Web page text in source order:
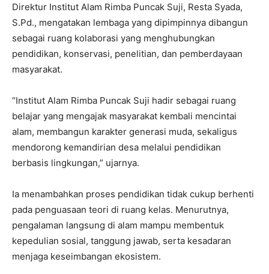
Direktur Institut Alam Rimba Puncak Suji, Resta Syada,
S.Pd., mengatakan lembaga yang dipimpinnya dibangun
sebagai ruang kolaborasi yang menghubungkan
pendidikan, konservasi, penelitian, dan pemberdayaan
masyarakat.
“Institut Alam Rimba Puncak Suji hadir sebagai ruang
belajar yang mengajak masyarakat kembali mencintai
alam, membangun karakter generasi muda, sekaligus
mendorong kemandirian desa melalui pendidikan
berbasis lingkungan,” ujarnya.
Ia menambahkan proses pendidikan tidak cukup berhenti
pada penguasaan teori di ruang kelas. Menurutnya,
pengalaman langsung di alam mampu membentuk
kepedulian sosial, tanggung jawab, serta kesadaran
menjaga keseimbangan ekosistem.